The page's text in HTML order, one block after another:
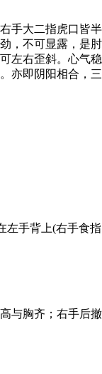
手大二指虎口皆半
，不可显露，是肘
左右歪斜。心气稳
亦即阴阳相合，三
左手背上(右手食指
与胸齐；右手后撤